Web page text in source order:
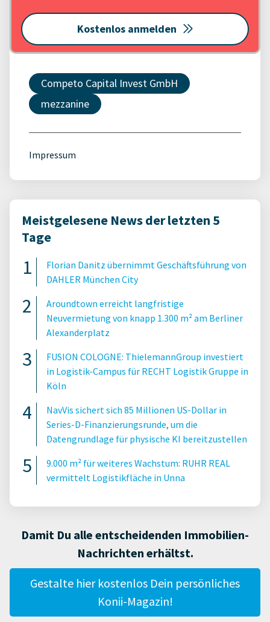
Kostenlos anmelden
Competo Capital Invest GmbH
mezzanine
Impressum
Meistgelesene News der letzten 5
Tage
Florian Danitz übernimmt Geschäftsführung von
DAHLER München City
Aroundtown erreicht langfristige
Neuvermietung von knapp 1.300 m² am Berliner
Alexanderplatz
FUSION COLOGNE: ThielemannGroup investiert
in Logistik-Campus für RECHT Logistik Gruppe in
Köln
NavVis sichert sich 85 Millionen US-Dollar in
Series-D-Finanzierungsrunde, um die
Datengrundlage für physische KI bereitzustellen
9.000 m² für weiteres Wachstum: RUHR REAL
vermittelt Logistikfläche in Unna
Damit Du alle entscheidenden Immobilien-
Nachrichten erhältst.
Gestalte hier kostenlos Dein persönliches
Konii-Magazin!